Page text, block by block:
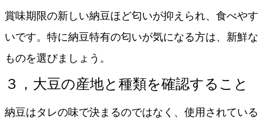
賞味期限の新しい納豆ほど匂いが抑えられ、食べやす
いです。特に納豆特有の匂いが気になる方は、新鮮な
ものを選びましょう。
３，大豆の産地と種類を確認すること
納豆はタレの味で決まるのではなく、使用されている